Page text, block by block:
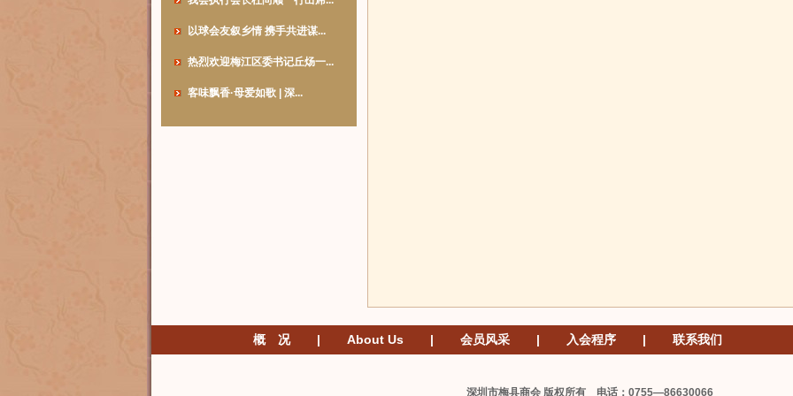
以球会友叙乡情 携手共进谋...
热烈欢迎梅江区委书记丘炀一...
客味飘香·母爱如歌 | 深...
概 况 | About Us | 会员风采 | 入会程序 | 联系我们
深圳市梅县商会 版权所有 电话：0755—86630066